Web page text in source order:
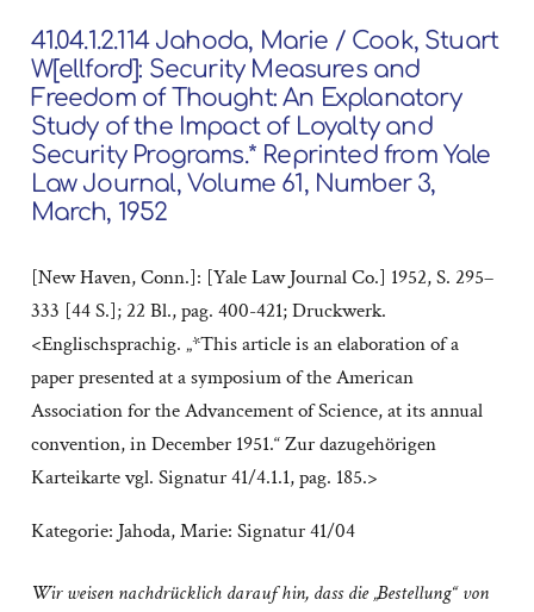
41.04.1.2.114 Jahoda, Marie / Cook, Stuart
W[ellford]: Security Measures and
Freedom of Thought: An Explanatory
Study of the Impact of Loyalty and
Security Programs.* Reprinted from Yale
Law Journal, Volume 61, Number 3,
March, 1952
[New Haven, Conn.]: [Yale Law Journal Co.] 1952, S. 295–
333 [44 S.]; 22 Bl., pag. 400-421; Druckwerk.
<Englischsprachig. „*This article is an elaboration of a
paper presented at a symposium of the American
Association for the Advancement of Science, at its annual
convention, in December 1951.“ Zur dazugehörigen
Karteikarte vgl. Signatur 41/4.1.1, pag. 185.>
Kategorie: Jahoda, Marie: Signatur 41/04
Wir weisen nachdrücklich darauf hin, dass die „Bestellung“ von